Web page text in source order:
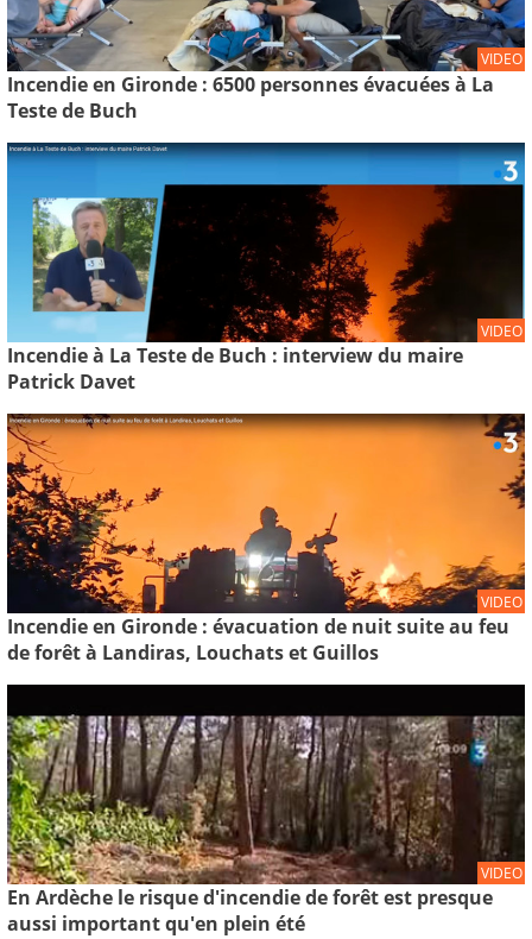
VIDEO
Incendie en Gironde : 6500 personnes évacuées à La
Teste de Buch
VIDEO
Incendie à La Teste de Buch : interview du maire
Patrick Davet
VIDEO
Incendie en Gironde : évacuation de nuit suite au feu
de forêt à Landiras, Louchats et Guillos
VIDEO
En Ardèche le risque d'incendie de forêt est presque
aussi important qu'en plein été